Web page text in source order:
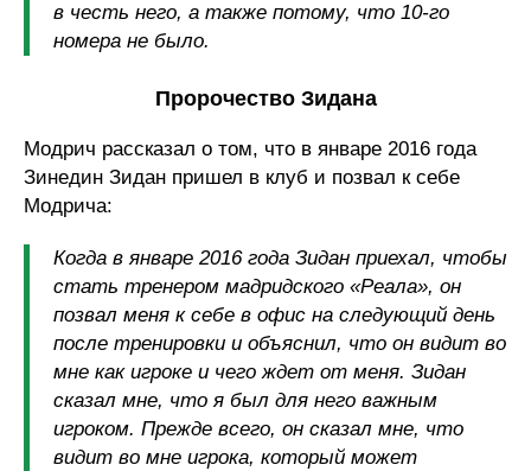
в честь него, а также потому, что 10-го
номера не было.
Пророчество Зидана
Модрич рассказал о том, что в январе 2016 года
Зинедин Зидан пришел в клуб и позвал к себе
Модрича:
Когда в январе 2016 года Зидан приехал, чтобы
стать тренером мадридского «Реала», он
позвал меня к себе в офис на следующий день
после тренировки и объяснил, что он видит во
мне как игроке и чего ждет от меня. Зидан
сказал мне, что я был для него важным
игроком. Прежде всего, он сказал мне, что
видит во мне игрока, который может